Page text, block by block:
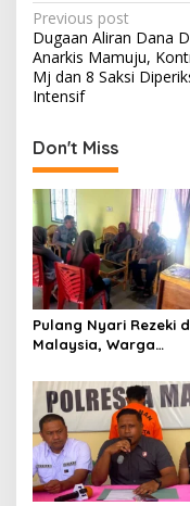
P
o
s
n
a
v
i
g
a
t
i
o
n
Previous post
Dugaan Aliran Dana
Anarkis Mamuju,
Mj dan 8 Saksi
Intensif
Don't Miss
Pulang Nyari Rezeki
Malaysia, Warga
Rumahnya Sudah
Bersertifikat atas
Orang Lain